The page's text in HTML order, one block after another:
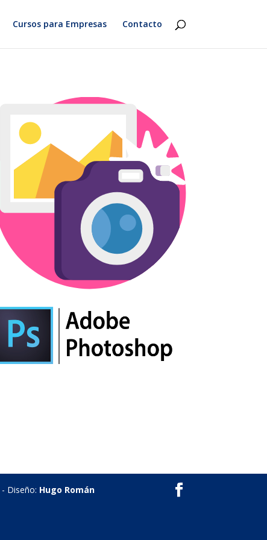
Cursos para Empresas Contacto
- Diseño: Hugo Román